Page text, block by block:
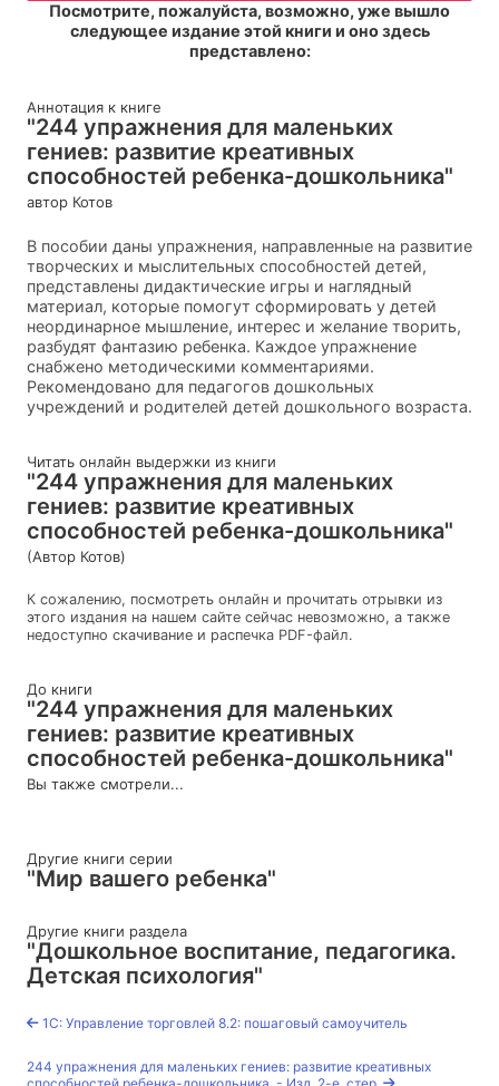
Посмотрите, пожалуйста, возможно, уже вышло
следующее издание этой книги и оно здесь
представлено:
Аннотация к книге
"244 упражнения для маленьких
гениев: развитие креативных
способностей ребенка-дошкольника"
автор Котов
В пособии даны упражнения, направленные на развитие
творческих и мыслительных способностей детей,
представлены дидактические игры и наглядный
материал, которые помогут сформировать у детей
неординарное мышление, интерес и желание творить,
разбудят фантазию ребенка. Каждое упражнение
снабжено методическими комментариями.
Рекомендовано для педагогов дошкольных
учреждений и родителей детей дошкольного возраста.
Читать онлайн выдержки из книги
"244 упражнения для маленьких
гениев: развитие креативных
способностей ребенка-дошкольника"
(Автор Котов)
К сожалению, посмотреть онлайн и прочитать отрывки из
этого издания на нашем сайте сейчас невозможно, а также
недоступно скачивание и распечка PDF-файл.
До книги
"244 упражнения для маленьких
гениев: развитие креативных
способностей ребенка-дошкольника"
Вы также смотрели...
Другие книги серии
"Мир вашего ребенка"
Другие книги раздела
"Дошкольное воспитание, педагогика.
Детская психология"
1С: Управление торговлей 8.2: пошаговый самоучитель
244 упражнения для маленьких гениев: развитие креативных